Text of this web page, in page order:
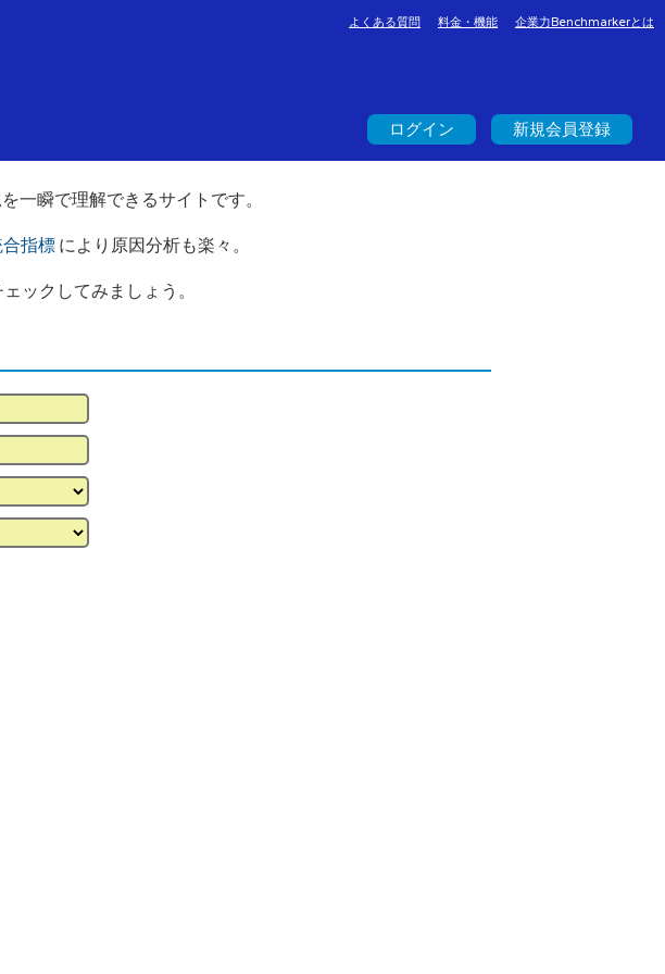
よくある質問 料金・機能 企業力Benchmarkerとは
ログイン 新規会員登録
一瞬で理解できるサイトです。
指標 により原因分析も楽々。
ックしてみましょう。